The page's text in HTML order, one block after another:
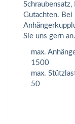
Gutachten. Bei
Sie uns gern an.
max.
1500
max.
50